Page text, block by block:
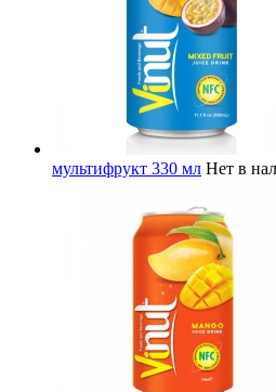
мультифрукт 330 мл Нет в